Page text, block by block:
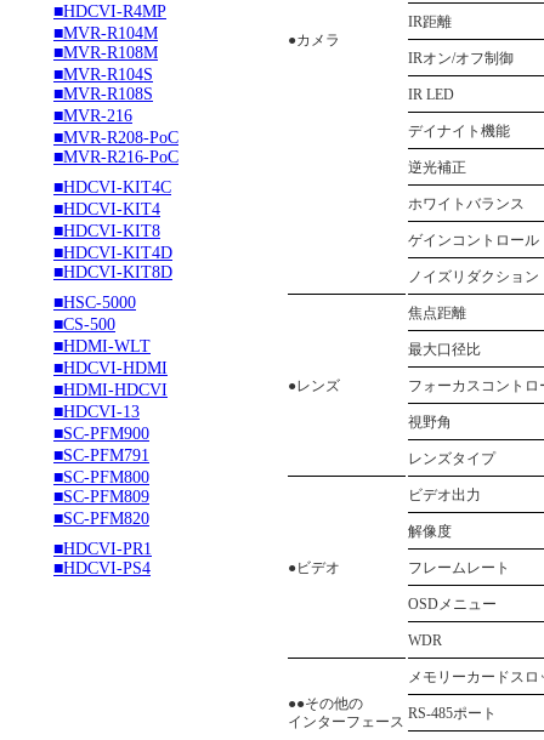
■HDCVI-R4MP
■MVR-R104M
■MVR-R108M
■MVR-R104S
■MVR-R108S
■MVR-216
■MVR-R208-PoC
■MVR-R216-PoC
■HDCVI-KIT4C
■HDCVI-KIT4
■HDCVI-KIT8
■HDCVI-KIT4D
■HDCVI-KIT8D
■HSC-5000
■CS-500
■HDMI-WLT
■HDCVI-HDMI
■HDMI-HDCVI
■HDCVI-13
■SC-PFM900
■SC-PFM791
■SC-PFM800
■SC-PFM809
■SC-PFM820
■HDCVI-PR1
■HDCVI-PS4
●カメラ
IR距離
IRオン/オフ制御
IR LED
デイナイト機能
逆光補正
ホワイトバランス
ゲインコントロール
ノイズリダクション
●レンズ
焦点距離
最大口径比
フォーカスコントロ
視野角
レンズタイプ
●ビデオ
ビデオ出力
解像度
フレームレート
OSDメニュー
WDR
●●その他の
インターフェース
メモリーカードスロ
RS-485ポート